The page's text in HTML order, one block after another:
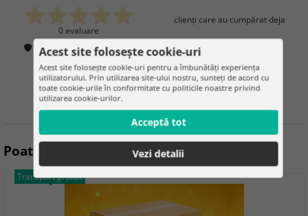
0 evaluare
Cum verificăm evaluările?
clienţi care au cumpărat deja
100%
clienţi care recomandă
Poate fi util
Transport gratuit
Acest site folosește cookie-uri
Acest site folosește cookie-uri pentru a îmbunătăți experiența
utilizatorului. Prin utilizarea site-ului nostru, sunteți de acord cu
toate cookie-urile în conformitate cu politicile noastre privind
utilizarea cookie-urilor.
Acceptă tot
Vezi detalii